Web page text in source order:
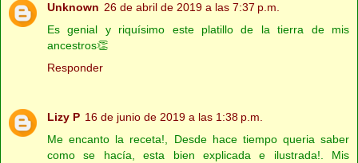
Unknown 26 de abril de 2019 a las 7:37 p.m.
Es genial y riquísimo este platillo de la tierra de mis
ancestros👏
Responder
Lizy P 16 de junio de 2019 a las 1:38 p.m.
Me encanto la receta!, Desde hace tiempo queria saber
como se hacía, esta bien explicada e ilustrada!. Mis